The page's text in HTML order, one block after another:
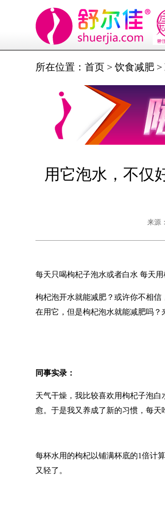
所在位置： 首页 > 饮食减肥 >
用它泡水，不仅
来源
每天只喝枸杞子泡水或者白水 每天
枸杞泡开水就能减肥？或许你不相
在用它，但是枸杞泡水就能减肥吗？
同事实录：
天气干燥，我比较喜欢用枸杞子泡
愈。于是我又养成了新的习惯，每天
每杯水用的枸杞以铺满杯底的1倍计
又轻了。